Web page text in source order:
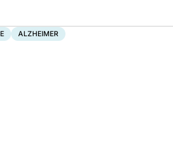
ALZHEIMER